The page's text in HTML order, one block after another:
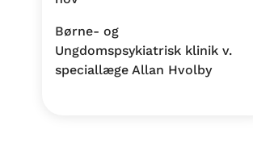
Børne- og
Ungdomspsykiatrisk klinik v.
speciallæge Allan Hvolby